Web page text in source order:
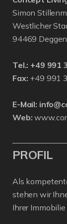
Simon
Westlicher
94469
Tel.: +49 991
Fax: +49 991
E-Mail:
Web:
PROFIL
Als
stehen wir
Ihrer Immobilie